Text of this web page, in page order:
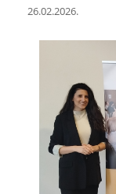
26.02.2026.